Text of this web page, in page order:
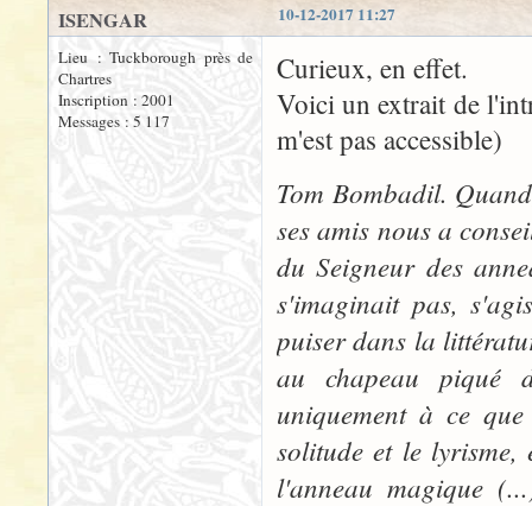
10-12-2017 11:27
ISENGAR
Lieu : Tuckborough près de
Chartres
Inscription : 2001
Messages : 5 117
Curieux, en effet.
Voici un extrait de
m'est pas accessible)
Tom Bombadil.
ses amis nous a
du Seigneur des
s'imaginait pas,
puiser dans la
au chapeau piqué
uniquement à ce
solitude et le lyrisme,
l'anneau magique